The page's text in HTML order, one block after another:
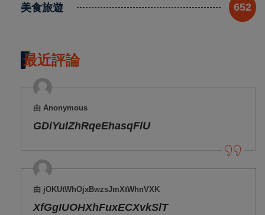
美食旅遊 652
最近評論
由 Anonymous
GDiYulZhRqeEhasqFlU
由 jOKUtWhOjxBwzsJmXtWhnVXK
XfGgIUOHXhFuxECXvkSlT